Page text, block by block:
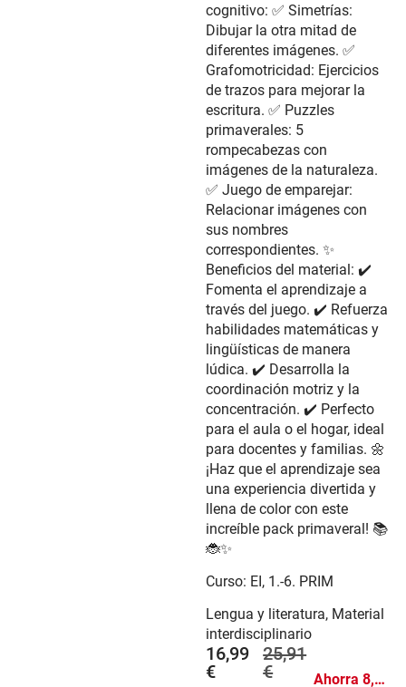
cognitivo: ✅ Simetrías:
Dibujar la otra mitad de
diferentes imágenes. ✅
Grafomotricidad: Ejercicios
de trazos para mejorar la
escritura. ✅ Puzzles
primaverales: 5
rompecabezas con
imágenes de la naturaleza.
✅ Juego de emparejar:
Relacionar imágenes con
sus nombres
correspondientes. ✨
Beneficios del material: ✔️
Fomenta el aprendizaje a
través del juego. ✔️ Refuerza
habilidades matemáticas y
lingüísticas de manera
lúdica. ✔️ Desarrolla la
coordinación motriz y la
concentración. ✔️ Perfecto
para el aula o el hogar, ideal
para docentes y familias. 🌼
¡Haz que el aprendizaje sea
una experiencia divertida y
llena de color con este
increíble pack primaveral! 📚
🐞✨
Curso: EI, 1.-6. PRIM
Lengua y literatura, Material
interdisciplinario
16,99
€
25,91
€
Ahorra 8,92 €